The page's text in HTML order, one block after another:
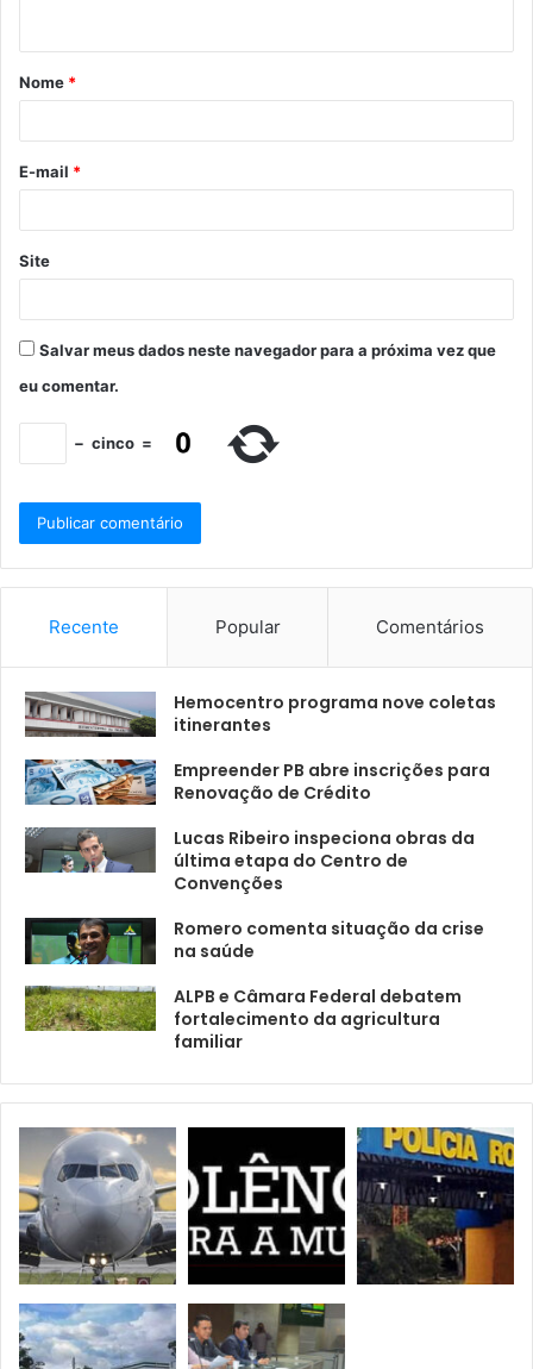
Nome *
E-mail *
Site
Salvar meus dados neste navegador para a próxima vez que
eu comentar.
− cinco =
Recente Popular Comentários
Hemocentro programa nove coletas
itinerantes
Empreender PB abre inscrições para
Renovação de Crédito
Lucas Ribeiro inspeciona obras da
última etapa do Centro de
Convenções
Romero comenta situação da crise
na saúde
ALPB e Câmara Federal debatem
fortalecimento da agricultura
familiar